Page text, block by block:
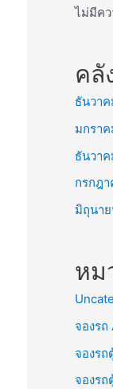
ไม่มีค
คลั
ธันวา
มกรา
ธันวา
กรกฎ
มิถุนา
หม
จองรถ
จองร
จองรถ